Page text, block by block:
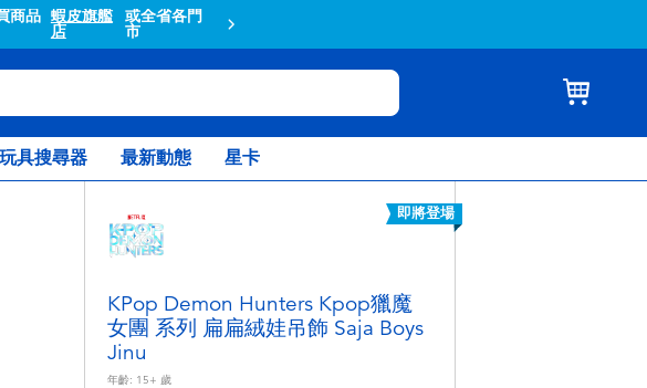
商品 蝦皮旗艦
店
或全省各門
市
玩具搜尋器 最新動態 星卡
即將登場
KPop Demon Hunters Kpop獵魔
女團 系列 扁扁絨娃吊飾 Saja Boys
Jinu
年齡: 15+ 歲